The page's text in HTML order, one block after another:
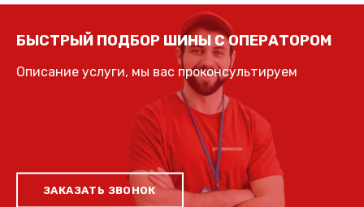
БЫСТРЫЙ ПОДБОР ШИНЫ С ОПЕРАТОРОМ
Описание услуги, мы вас проконсультируем
ЗАКАЗАТЬ ЗВОНОК